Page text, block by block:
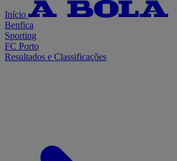
Início
Benfica
Sporting
FC Porto
Resultados e Classificações